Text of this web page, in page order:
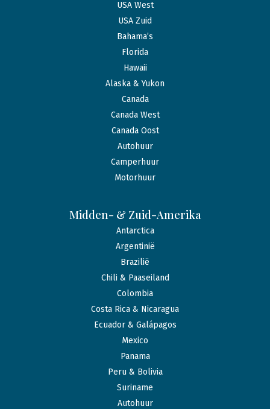
USA West
USA Zuid
Bahama’s
Florida
Hawaii
Alaska & Yukon
Canada
Canada West
Canada Oost
Autohuur
Camperhuur
Motorhuur
Midden- & Zuid-Amerika
Antarctica
Argentinië
Brazilië
Chili & Paaseiland
Colombia
Costa Rica & Nicaragua
Ecuador & Galápagos
Mexico
Panama
Peru & Bolivia
Suriname
Autohuur